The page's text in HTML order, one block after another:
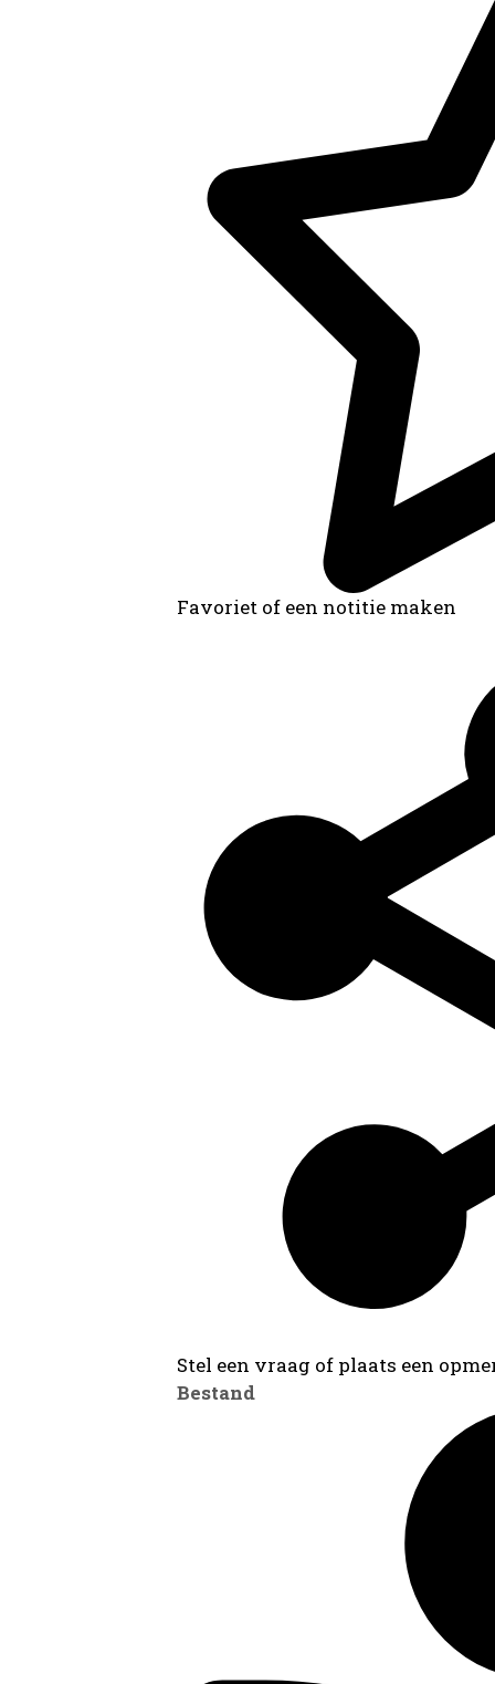
Favoriet of een notitie maken
Stel een vraag of plaats een
Bestand